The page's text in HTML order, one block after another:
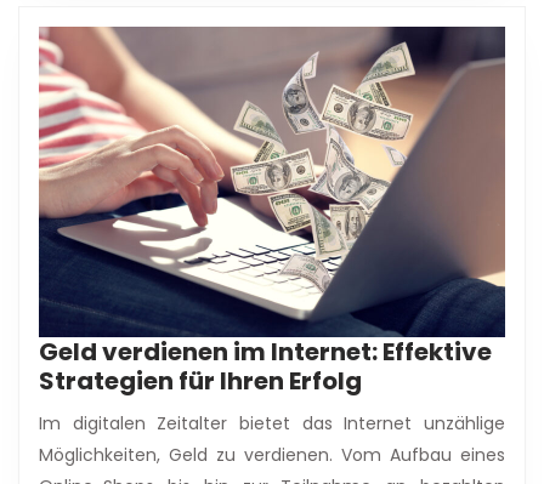
Geld verdienen im Internet: Effektive
Strategien für Ihren Erfolg
verdienen
im
Internet:
Im digitalen Zeitalter bietet das Internet unzählige
Möglichkeiten, Geld zu verdienen. Vom Aufbau eines